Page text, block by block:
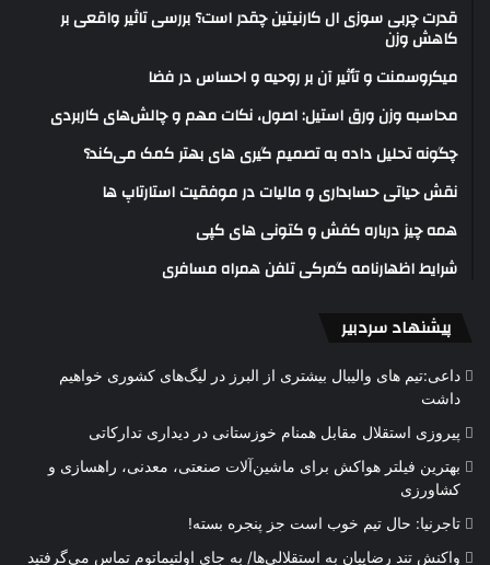
قدرت چربی سوزی ال کارنیتین چقدر است؟ بررسی تاثیر واقعی بر
کاهش وزن
میکروسمنت و تأثیر آن بر روحیه و احساس در فضا
محاسبه وزن ورق استیل: اصول، نکات مهم و چالش‌های کاربردی
چگونه تحلیل داده به تصمیم گیری های بهتر کمک می‌کند؟
نقش حیاتی حسابداری و مالیات در موفقیت استارتاپ ها
همه چیز درباره کفش و کتونی های کپی
شرایط اظهارنامه گمرکی تلفن همراه مسافری
پیشنهاد سردبیر
داعی:تیم های والیبال بیشتری از البرز در لیگ‌های کشوری خواهیم
داشت
پیروزی استقلال مقابل همنام خوزستانی در دیداری تدارکاتی
بهترین فیلتر هواکش برای ماشین‌آلات صنعتی، معدنی، راهسازی و
کشاورزی
تاجرنیا: حال تیم خوب است جز پنجره بسته!
واکنش تند رضاییان به استقلالی‌ها/ به جای اولتیماتوم تماس می‌گرفتید